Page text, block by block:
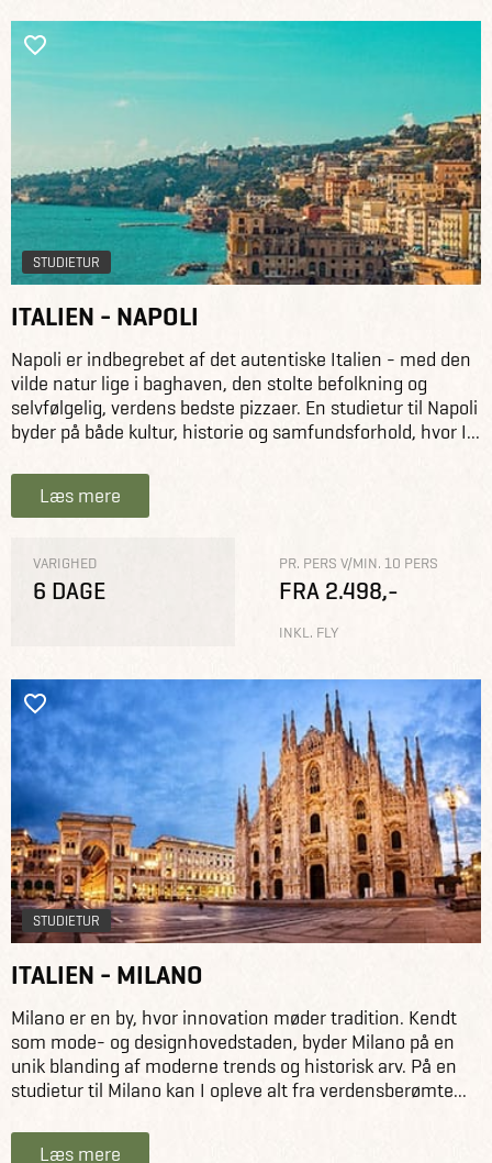
STUDIETUR
ITALIEN - NAPOLI
Napoli er indbegrebet af det autentiske Italien - med den
vilde natur lige i baghaven, den stolte befolkning og
selvfølgelig, verdens bedste pizzaer. En studietur til Napoli
byder på både kultur, historie og samfundsforhold, hvor I...
Læs mere
VARIGHED
6 DAGE
PR. PERS V/MIN. 10 PERS
FRA 2.498,-
INKL. FLY
STUDIETUR
ITALIEN - MILANO
Milano er en by, hvor innovation møder tradition. Kendt
som mode- og designhovedstaden, byder Milano på en
unik blanding af moderne trends og historisk arv. På en
studietur til Milano kan I opleve alt fra verdensberømte...
Læs mere